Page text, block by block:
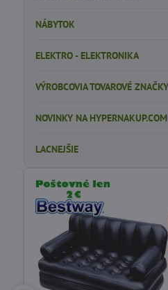
NÁBYTOK
ELEKTRO - ELEKTRONIKA
VÝROBCOVIA TOVAROVÉ ZNAČKY
NOVINKY NA HYPERNAKUP.COM
LACNEJŠIE
ODPORÚČAME